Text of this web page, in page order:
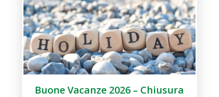
Buone Vacanze 2026 – Chiusura